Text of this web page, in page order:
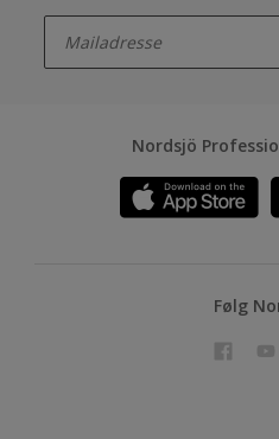
Nordsjö
Følg